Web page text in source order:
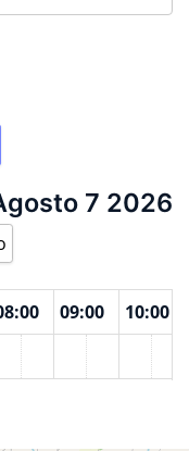
7 2026
09:00
10:00